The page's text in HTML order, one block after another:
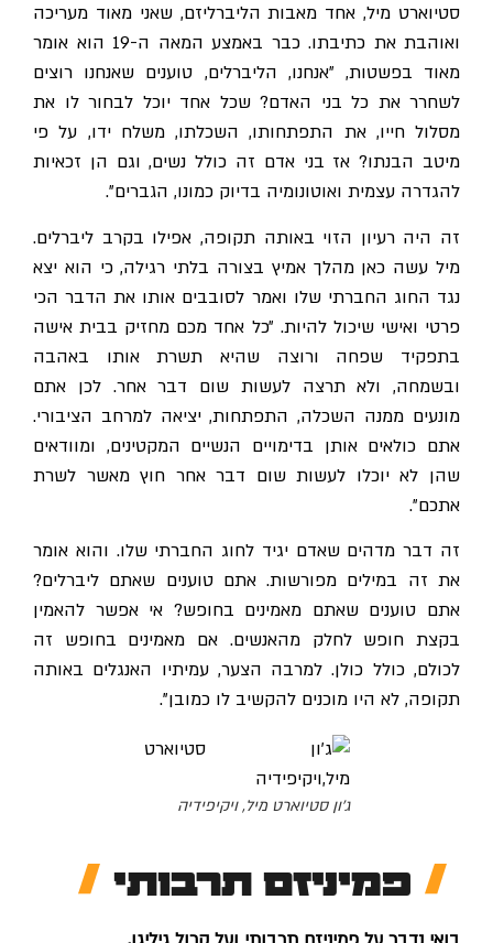
סטיוארט מיל, אחד מאבות הליברליזם, שאני מאוד מעריכה
ואוהבת את כתיבתו. כבר באמצע המאה ה-19 הוא אומר
מאוד בפשטות, ״אנחנו, הליברלים, טוענים שאנחנו רוצים
לשחרר את כל בני האדם? שכל אחד יוכל לבחור לו את
מסלול חייו, את התפתחותו, השכלתו, משלח ידו, על פי
מיטב הבנתו? אז בני אדם זה כולל נשים, וגם הן זכאיות
להגדרה עצמית ואוטונומיה בדיוק כמונו, הגברים״.
זה היה רעיון הזוי באותה תקופה, אפילו בקרב ליברלים.
מיל עשה כאן מהלך אמיץ בצורה בלתי רגילה, כי הוא יצא
נגד החוג החברתי שלו ואמר לסובבים אותו את הדבר הכי
פרטי ואישי שיכול להיות.״כל אחד מכם מחזיק בבית אישה
בתפקיד שפחה ורוצה שהיא תשרת אותו באהבה
ובשמחה, ולא תרצה לעשות שום דבר אחר. לכן אתם
מונעים ממנה השכלה, התפתחות, יציאה למרחב הציבורי.
אתם כולאים אותן בדימויים הנשיים המקטינים, ומוודאים
שהן לא יוכלו לעשות שום דבר אחר חוץ מאשר לשרת
אתכם״.
זה דבר מדהים שאדם יגיד לחוג החברתי שלו. והוא אומר
את זה במילים מפורשות. אתם טוענים שאתם ליברלים?
אתם טוענים שאתם מאמינים בחופש? אי אפשר להאמין
בקצת חופש לחלק מהאנשים. אם מאמינים בחופש זה
לכולם, כולל כולן. למרבה הצער, עמיתיו האנגלים באותה
תקופה, לא היו מוכנים להקשיב לו כמובן".
ג'ון סטיוארט מיל, ויקיפידיה
פמיניזם תרבותי